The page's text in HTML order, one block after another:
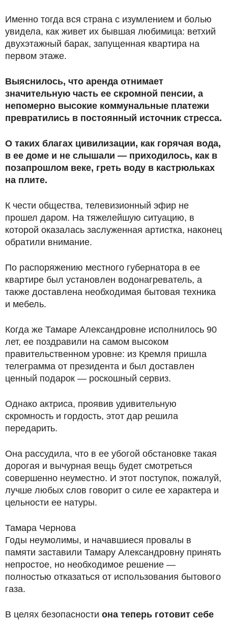
Именно тогда вся страна с изумлением и болью
увидела, как живет их бывшая любимица: ветхий
двухэтажный барак, запущенная квартира на
первом этаже.
Выяснилось, что аренда отнимает
значительную часть ее скромной пенсии, а
непомерно высокие коммунальные платежи
превратились в постоянный источник стресса.
О таких благах цивилизации, как горячая вода,
в ее доме и не слышали — приходилось, как в
позапрошлом веке, греть воду в кастрюльках
на плите.
К чести общества, телевизионный эфир не
прошел даром. На тяжелейшую ситуацию, в
которой оказалась заслуженная артистка, наконец
обратили внимание.
По распоряжению местного губернатора в ее
квартире был установлен водонагреватель, а
также доставлена необходимая бытовая техника
и мебель.
Когда же Тамаре Александровне исполнилось 90
лет, ее поздравили на самом высоком
правительственном уровне: из Кремля пришла
телеграмма от президента и был доставлен
ценный подарок — роскошный сервиз.
Однако актриса, проявив удивительную
скромность и гордость, этот дар решила
передарить.
Она рассудила, что в ее убогой обстановке такая
дорогая и вычурная вещь будет смотреться
совершенно неуместно. И этот поступок, пожалуй,
лучше любых слов говорит о силе ее характера и
цельности ее натуры.
Тамара Чернова
Годы неумолимы, и начавшиеся провалы в
памяти заставили Тамару Александровну принять
непростое, но необходимое решение —
полностью отказаться от использования бытового
газа.
В целях безопасности она теперь готовит себе